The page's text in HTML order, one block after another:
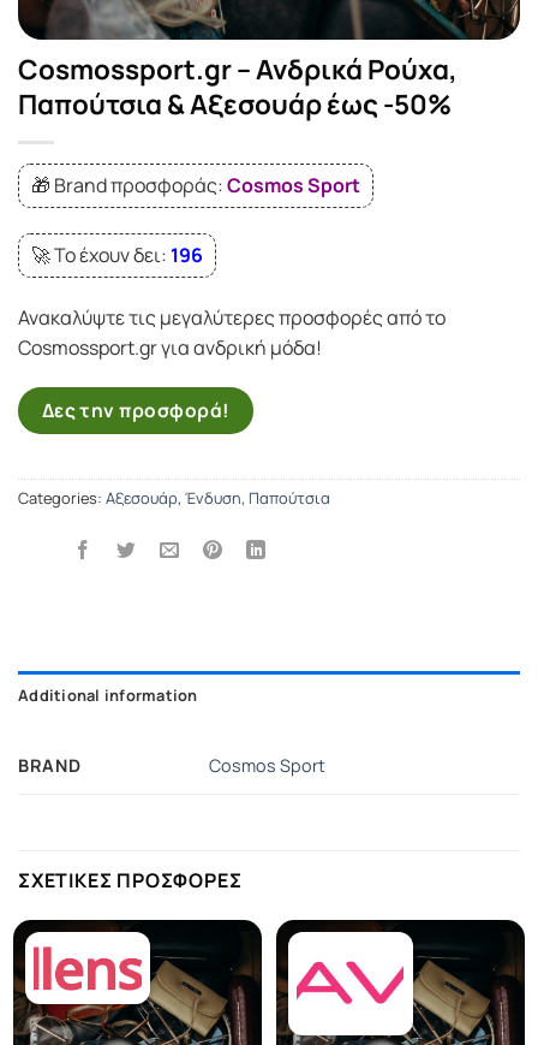
Cosmossport.gr – Ανδρικά Ρούχα,
Παπούτσια & Αξεσουάρ έως -50%
🎁 Brand προσφοράς:Cosmos Sport
🚀 Το έχουν δει: 196
Ανακαλύψτε τις μεγαλύτερες προσφορές από το
Cosmossport.gr για ανδρική μόδα!
Δες την προσφορά!
Categories: Αξεσουάρ, Ένδυση, Παπούτσια
Additional information
BRAND Cosmos Sport
ΣΧΕΤΙΚΕΣ ΠΡΟΣΦΟΡΕΣ